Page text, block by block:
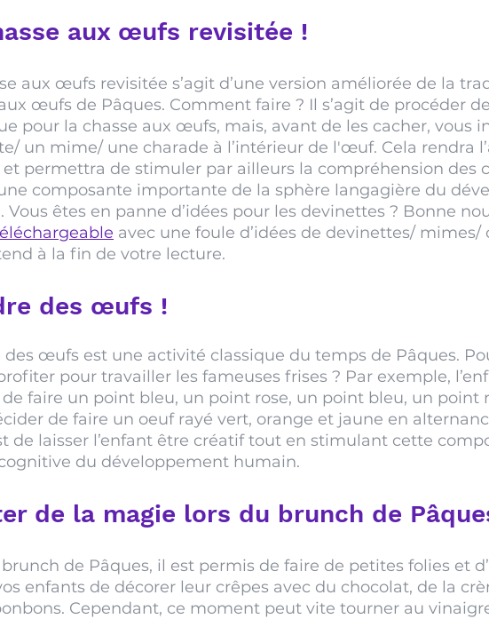
aux œufs revisitée !
aux œufs revisitée s’agit d’une version améliorée de la
œufs de Pâques. Comment faire ? Il s’agit de procéder
pour la chasse aux œufs, mais, avant de les cacher, vous
un mime/ une charade à l’intérieur de l'œuf. Cela rendra
permettra de stimuler par ailleurs la compréhension des
composante importante de la sphère langagière du
Vous êtes en panne d’idées pour les devinettes ? Bonne
avec une foule d’idées de devinettes/ mimes/
à la fin de votre lecture.
des œufs !
des œufs est une activité classique du temps de Pâques.
pour travailler les fameuses frises ? Par exemple,
faire un point bleu, un point rose, un point bleu, un point
de faire un oeuf rayé vert, orange et jaune en
de laisser l’enfant être créatif tout en stimulant cette
du développement humain.
de la magie lors du brunch de
de Pâques, il est permis de faire de petites folies et
enfants de décorer leur crêpes avec du chocolat, de la
Cependant, ce moment peut vite tourner au